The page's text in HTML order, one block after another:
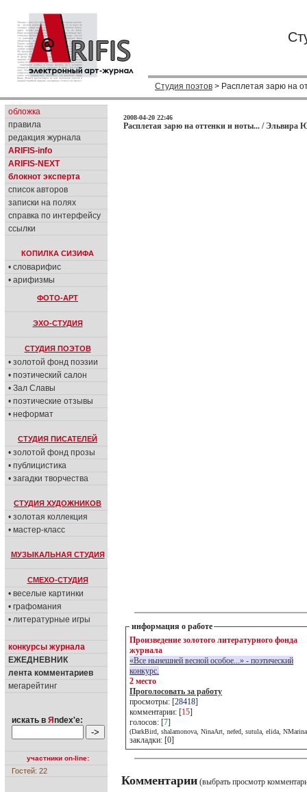
Студия поэтов > Расплетая зарю на
обложка
правила
редакция журнала
ARIFIS-info
ARIFIS-NEXT
блокнот эксперта
список авторов
записки на полях
справка по интерфейсу
ссылки
КОПИЛКА СИЗИФА
• словарифис
• арифизмы
ФОТО-АРТ
ЭХО-СТУДИЯ
СТУДИЯ ПОЭТОВ
• золотой фонд поэзии
• поэтический салон
• Зал Славы
• поэтические отзывы
• неформат
СТУДИЯ ПИСАТЕЛЕЙ
• золотой фонд прозы
• публицистика
• загадки творчества
СТУДИЯ ХУДОЖНИКОВ
• золотая коллекция
• мастер-класс
МУЗЫКАЛЬНАЯ СТУДИЯ
СМЕХО-СТУДИЯ
• веселые картинки
• графомания
• литературные игры
конкурсы журнала
ЕЖЕДНЕВНИК
лента комментариев
мегарейтинг
искать в Я ndex'е:
участники on-line:
Гостей: 22
2008-04-20 22:46
Расплетая зарю на оттенки и ноты... / Эльвира
информация о работе
Произведение золотого литературного фонда
журнала
«Bсе нынешней весной особое...» - поэтический
конкурс.
2 место
Проголосовать за работу
просмотры: [28418]
комментарии: [15]
голосов: [7]
(DarkBird, shalamonova, NinaArt, nefed, sutula, elida,
закладки: [0]
Комментарии (выбрать просмотр